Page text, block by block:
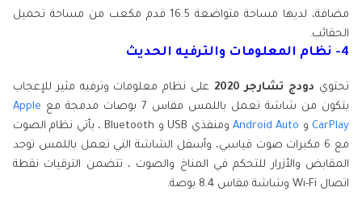
مضافة، لديها مساحة متواضعة 16.5 قدم مكعب من مساحة تحميل
الحقائب.
4- نظام المعلومات والترفيه الحديث
تحتوي دودج تشارجر 2020
على نظام معلومات وترفيه مثير للإعجاب
يتكون من شاشة تعمل باللمس مقاس 7 بوصات مدمجة مع
Apple
CarPlay و Android Auto
ومنفذي USB و Bluetooth ، يأتي نظام الصوت
مع 6 مكبرات صوت قياسي، وأسفل الشاشة التي تعمل باللمس توجد
المقابض والأزرار للتحكم في المناخ والصوت ، تتضمن الترقيات نقطة
اتصال Wi-Fi وشاشة مقاس 8.4 بوصة.